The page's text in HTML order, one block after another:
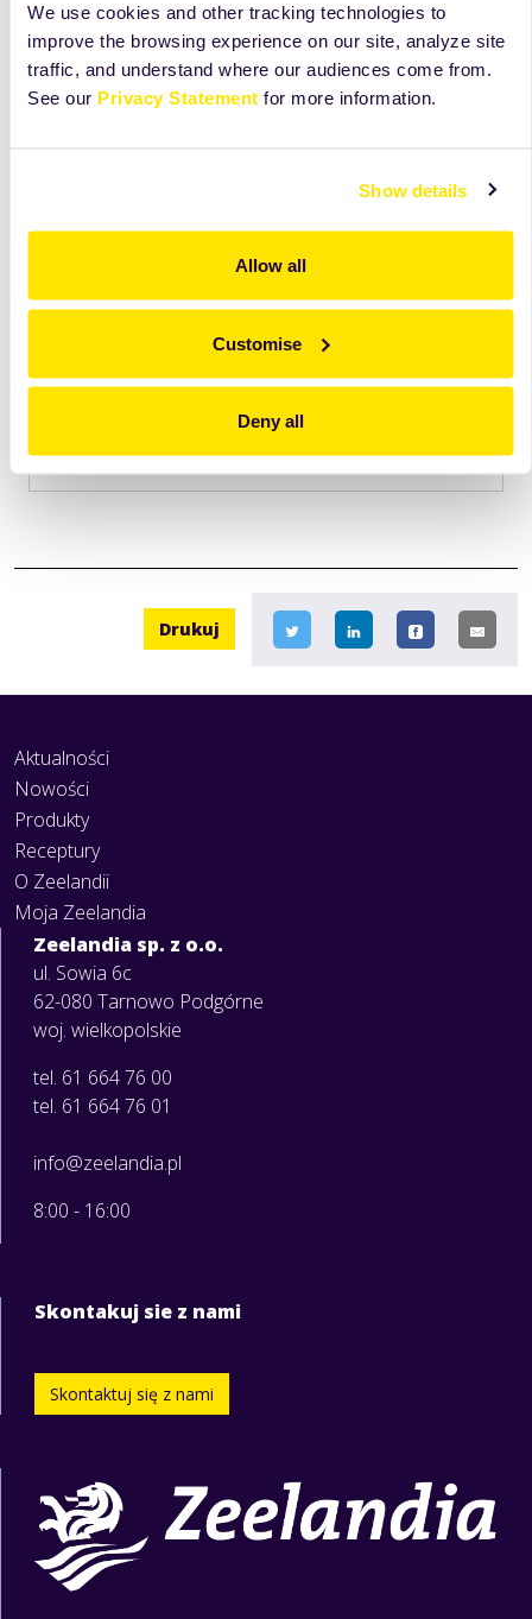
We use cookies and other tracking technologies to
improve the browsing experience on our site, analyze site
traffic, and understand where our audiences come from.
See our Privacy Statement for more information.
Show details
Allow all
Customise
Deny all
Odkryj więcej niż widzisz na tej karcie
pomogą Ci lepiej wykorzystać ten produkt na co
Dostęptylkodla użytkowników Mojej Zeelandii.
Przejdź do Mojej Zeelandii
Drukuj
Aktualności
Nowości
Produkty
Receptury
O Zeelandii
Moja Zeelandia
Zeelandia sp. z o.o.
ul. Sowia 6c
62-080 Tarnowo Podgórne
woj. wielkopolskie
tel. 61 664 76 00
tel. 61 664 76 01
info@zeelandia.pl
8:00 - 16:00
Skontakuj sie z nami
Skontaktuj się z nami